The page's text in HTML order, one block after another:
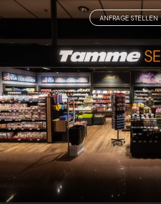
ANFRAGE STELLEN